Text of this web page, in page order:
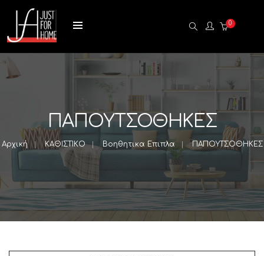
0
ΠΑΠΟΥΤΣΟΘΗΚΕΣ
Αρχική ΚΑΘΙΣΤΙΚΟ Βοηθητικα Επιπλα ΠΑΠΟΥΤΣΟΘΗΚΕΣ